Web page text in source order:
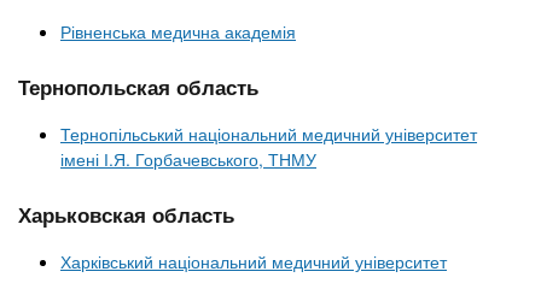
Рівненська медична академія
Тернопольская область
Тернопільський національний медичний університет
імені І.Я. Горбачевського, ТНМУ
Харьковская область
Харківський національний медичний університет